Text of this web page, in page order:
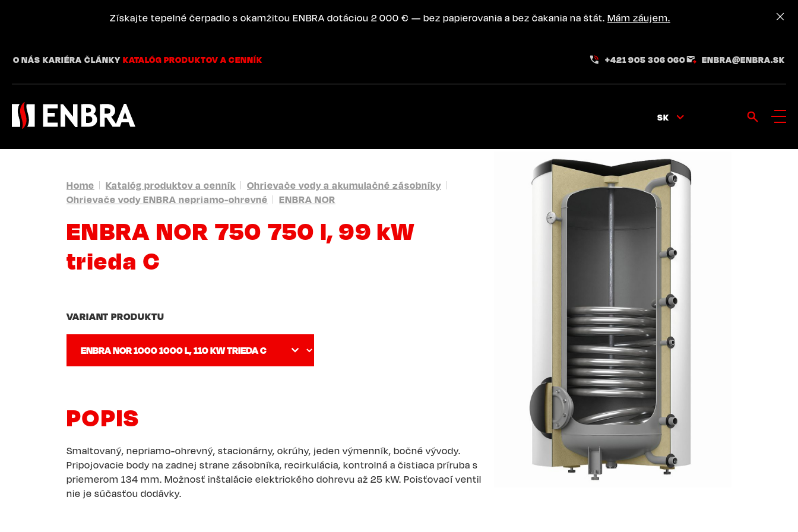
Získajte tepelné čerpadlo s okamžitou ENBRA dotáciou 2 000 € — bez papierovania a bez čakania na štát. Mám záujem.
O NÁS KARIÉRA ČLÁNKY KATALÓG PRODUKTOV A CENNÍK +421 905 306 060 ENBRA@ENBRA.SK
SK
BREADCRUMB
Home Katalóg produktov a cenník
Ohrievače vody a akumulačné zásobníky
Ohrievače vody ENBRA nepriamo-ohrevné
ENBRA NOR
ENBRA NOR 750 750 l, 99 kW
trieda C
VARIANT PRODUKTU
POPIS
Smaltovaný, nepriamo-ohrevný, stacionárny, okrúhy, jeden výmenník, bočné vývody.
Pripojovacie body na zadnej strane zásobníka, recirkulácia, kontrolná a čistiaca príruba s
priemerom 134 mm. Možnosť inštalácie elektrického dohrevu až 25 kW. Poisťovací ventil
nie je súčasťou dodávky.